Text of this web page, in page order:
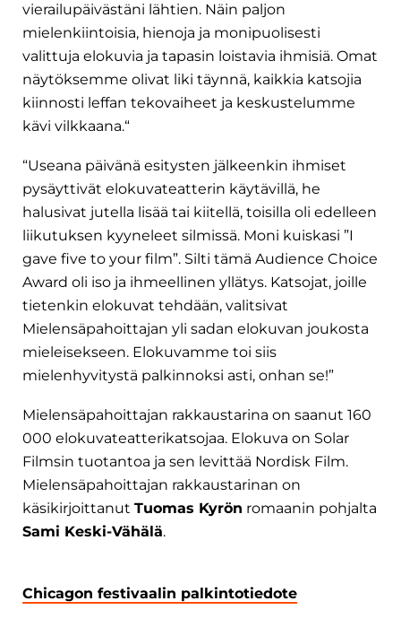
vierailupäivästäni lähtien. Näin paljon
mielenkiintoisia, hienoja ja monipuolisesti
valittuja elokuvia ja tapasin loistavia ihmisiä. Omat
näytöksemme olivat liki täynnä, kaikkia katsojia
kiinnosti leffan tekovaiheet ja keskustelumme
kävi vilkkaana.“
“Useana päivänä esitysten jälkeenkin ihmiset
pysäyttivät elokuvateatterin käytävillä, he
halusivat jutella lisää tai kiitellä, toisilla oli edelleen
liikutuksen kyyneleet silmissä. Moni kuiskasi ”I
gave five to your film”. Silti tämä Audience Choice
Award oli iso ja ihmeellinen yllätys. Katsojat, joille
tietenkin elokuvat tehdään, valitsivat
Mielensäpahoittajan yli sadan elokuvan joukosta
mieleisekseen. Elokuvamme toi siis
mielenhyvitystä palkinnoksi asti, onhan se!”
Mielensäpahoittajan rakkaustarina on saanut 160
000 elokuvateatterikatsojaa. Elokuva on Solar
Filmsin tuotantoa ja sen levittää Nordisk Film.
Mielensäpahoittajan rakkaustarinan on
käsikirjoittanut Tuomas Kyrön romaanin pohjalta
Sami Keski-Vähälä.
Chicagon festivaalin palkintotiedote